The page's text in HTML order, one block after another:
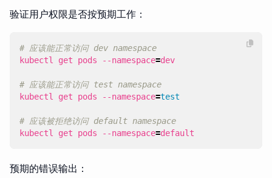
验证用户权限是否按预期工作：
# 应该能正常访问 dev namespace
kubectl get pods --namespace=
# 应该能正常访问 test namespace
kubectl get pods --namespace=test
# 应该被拒绝访问 default namespace
kubectl get pods --namespace=default
预期的错误输出：